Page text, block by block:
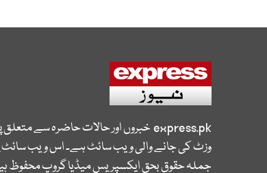
express.pkخبروں اور حالات حاضرہ سے
وزٹ کی جانے والی ویب سائٹ ہے۔ اس ویب سائٹ
جملہ حقوق بحق ایکسپریس میڈیا گروپ محفوظ